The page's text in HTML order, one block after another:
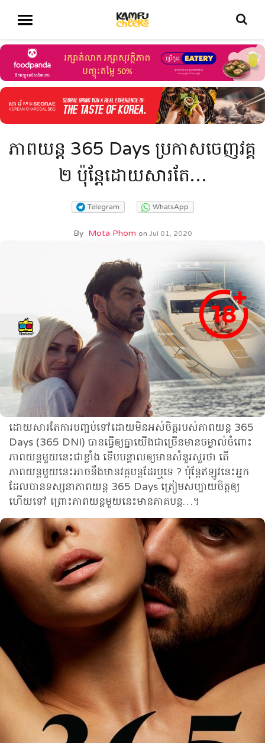
ភាពយន្ត 365 Days ប្រកាសចេញវគ្គ
២ ប៉ុន្តែដោយសារតែ…
Telegram WhatsApp
By Mota Phom on Jul 01, 2020
ដោយសារតែការបញ្ចប់ទៅដោយមិនអស់ចិត្តរបស់ភាពយន្ត 365
Days (365 DNI) បានធ្វើឲ្យគ្នាយើងជាច្រើនមានចម្ងាល់ចំពោះ
ភាពយន្តមួយនេះជាខ្លាំង ទើបបន្តាលឲ្យមានសំនួរសួរថា តើ
ភាពយន្តមួយនេះអាចនឹងមានវគ្គបន្តដែរឬទេ ? ប៉ុន្តែឥឡូវនេះអ្នក
ដែលបានទស្សនាភាពយន្ត 365 Days​ ត្រៀមសប្បាយចិត្តឲ្យ
ហើយទៅ ព្រោះភាពយន្តមួយនេះមានភាគបន្ត…។